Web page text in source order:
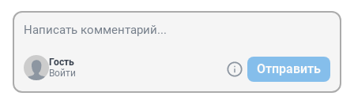
Гость
Войти
Отправить